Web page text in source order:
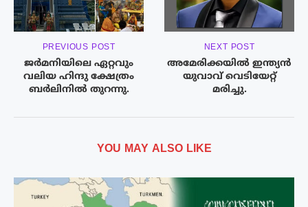
PREVIOUS POST
ജർമനിയിലെ ഏറ്റവും
വലിയ ഹിന്ദു ക്ഷേത്രം
ബർലിനിൽ തുറന്നു.
NEXT POST
അമേരിക്കയിൽ ഇന്ത്യൻ
യുവാവ് വെടിയേറ്റ്
മരിച്ചു.
YOU MAY ALSO LIKE